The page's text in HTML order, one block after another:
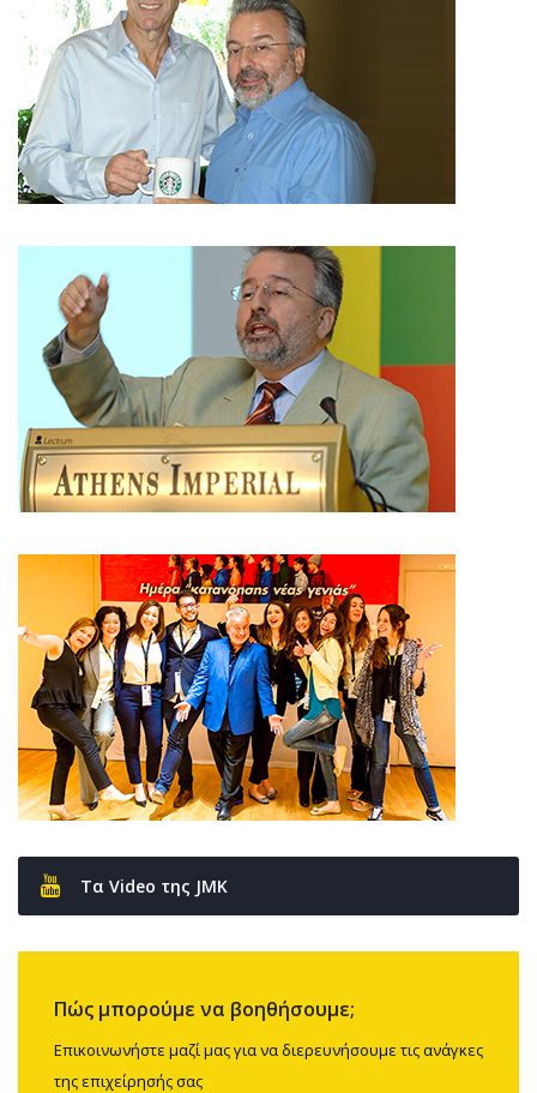
Τα Video της JMK
Πώς μπορούμε να βοηθήσουμε;
Επικοινωνήστε μαζί μας για να διερευνήσουμε τις ανάγκες
της επιχείρησής σας